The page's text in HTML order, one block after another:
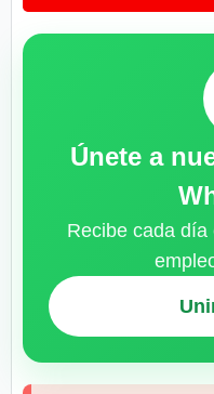
Únete a
Recibe cada